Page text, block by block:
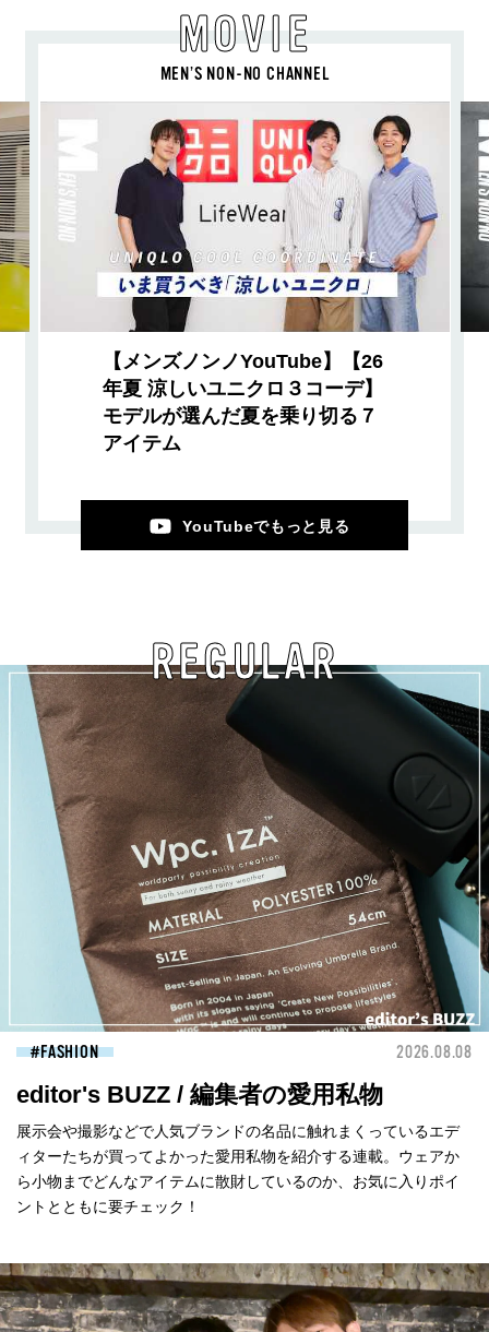
MOVIE
MEN’S NON-NO CHANNEL
【メンズノンノYouTube】【26
年夏 涼しいユニクロ３コーデ】
モデルが選んだ夏を乗り切る７
アイテム
YouTubeでもっと見る
REGULAR
FASHION 2026.08.08
editor's BUZZ / 編集者の愛用私物
展示会や撮影などで人気ブランドの名品に触れまくっているエデ
ィターたちが買ってよかった愛用私物を紹介する連載。ウェアか
ら小物までどんなアイテムに散財しているのか、お気に入りポイ
ントとともに要チェック！